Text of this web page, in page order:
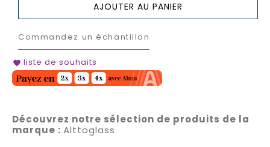
AJOUTER AU PANIER
Commandez un échantillon
favorite liste de souhaits
Découvrez notre sélection de produits de la
marque : Alttoglass